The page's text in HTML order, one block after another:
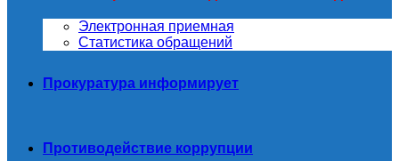
Электронная приемная
Статистика обращений
Прокуратура информирует
Противодействие коррупции